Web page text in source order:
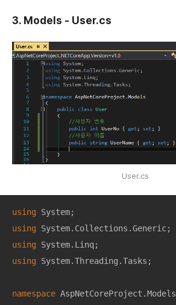
3. Models - User.cs
User.cs
using
using
using
using System.Threading.Tasks;
namespace AspNetCoreProject.Models